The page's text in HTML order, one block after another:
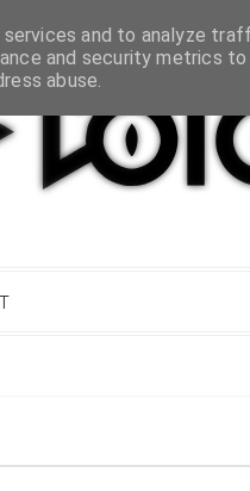
and to analyze
and security metrics
abuse.